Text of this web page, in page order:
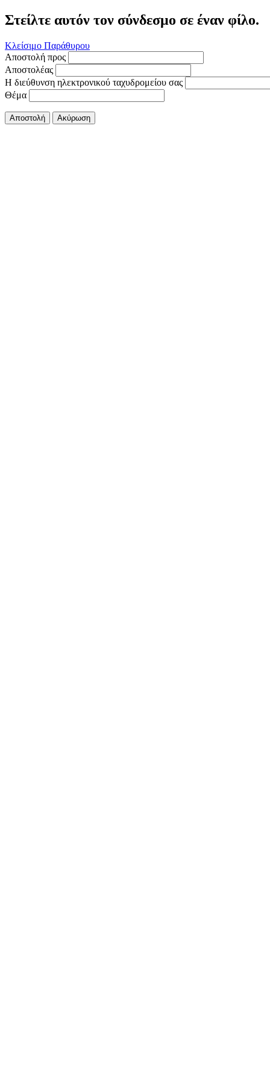
Στείλτε αυτόν τον σύνδεσμο σε έναν φίλο.
Κλείσιμο Παράθυρου
Αποστολή προς
Αποστολέας
Η διεύθυνση ηλεκτρονικού ταχυδρομείου σας
Θέμα
Αποστολή Ακύρωση